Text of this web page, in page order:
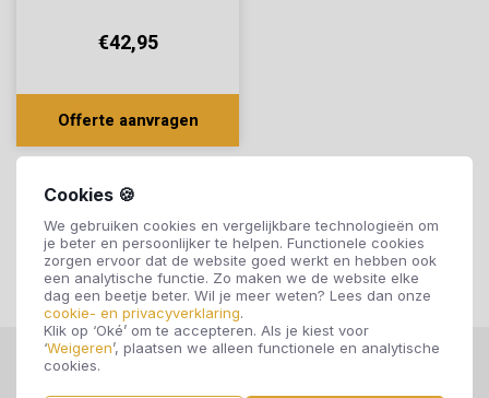
Cookies 🍪
We gebruiken cookies en vergelijkbare technologieën om
je beter en persoonlijker te helpen. Functionele cookies
zorgen ervoor dat de website goed werkt en hebben ook
een analytische functie. Zo maken we de website elke
dag een beetje beter. Wil je meer weten? Lees dan onze
cookie- en privacyverklaring.
Klik op ‘Oké’ om te accepteren. Als je kiest voor
‘Weigeren’, plaatsen we alleen functionele en analytische
cookies.
€42,95
Offerte aanvragen